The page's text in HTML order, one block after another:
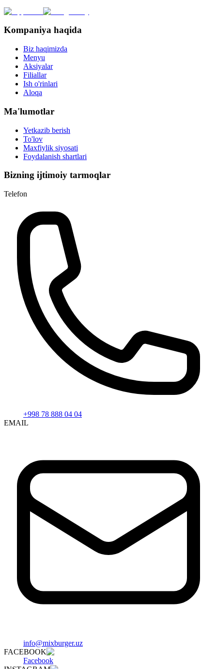
Kompaniya haqida
Biz haqimizda
Menyu
Aksiyalar
Filiallar
Ish o'rinlari
Aloqa
Ma'lumotlar
Yetkazib berish
To'lov
Maxfiylik siyosati
Foydalanish shartlari
Bizning ijtimoiy tarmoqlar
Telefon
+998 78 888 04 04
EMAIL
info@mixburger.uz
FACEBOOK
Facebook